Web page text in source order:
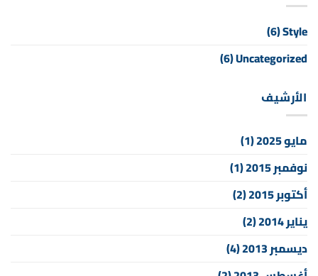
Style
(6)
Uncategorized
(6)
الأرشيف
مايو 2025
(1)
نوفمبر 2015
(1)
أكتوبر 2015
(2)
يناير 2014
(2)
ديسمبر 2013
(4)